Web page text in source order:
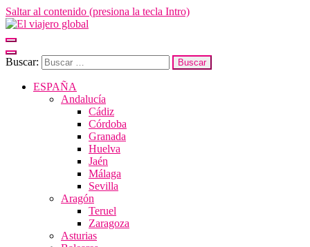
Saltar al contenido (presiona la tecla Intro)
forma sensorial, desde su música hasta su arquitectura o sus sabores
Buscar:
ESPAÑA
Andalucía
Cádiz
Córdoba
Granada
Huelva
Jaén
Málaga
Sevilla
Aragón
Teruel
Zaragoza
Asturias